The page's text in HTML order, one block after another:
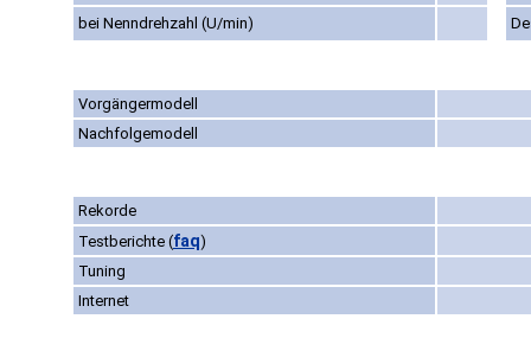
bei Nenndrehzahl (U/min)
Vorgängermodell
Nachfolgemodell
Rekorde
Testberichte (faq)
Tuning
Internet